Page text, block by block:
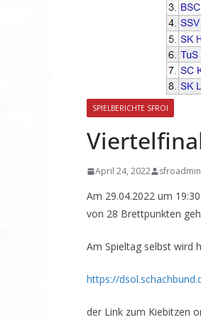
SPIELBERICHTE SFROI
April 24, 2022 sfroadmin
Am 29.04.2022 um
von 28 Brettpunkten
Am Spieltag selbst wird
https://
der Link zum Kiebitzen